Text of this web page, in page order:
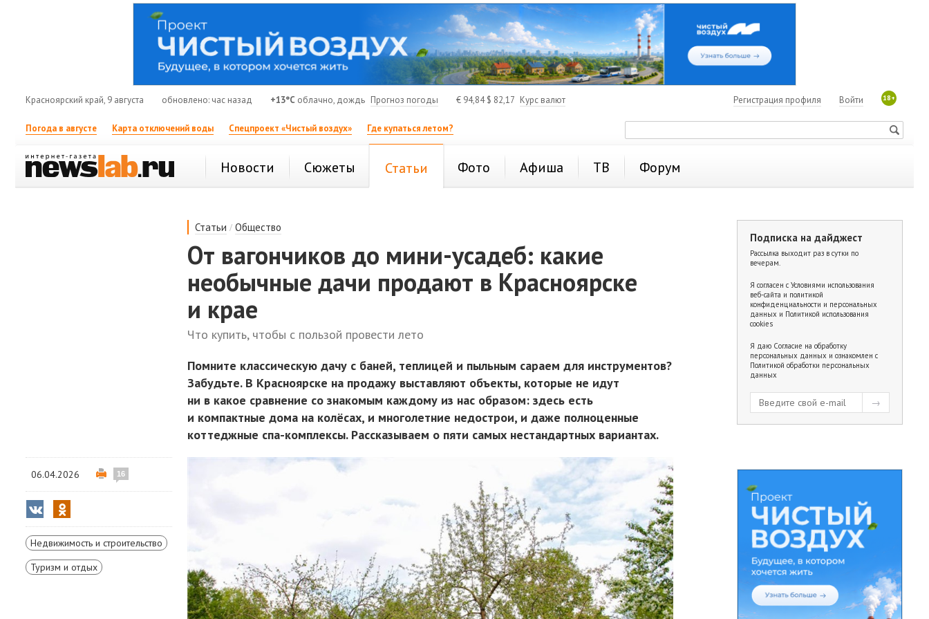
Красноярский край, 9 августа обновлено: час назад +13°C облачно, дождь Прогноз погоды € 94,84$ 82,17 Курс валют 18+
Войти
Регистрация профиля
Погода в августе Карта отключений воды Спецпроект «Чистый воздух» Где купаться летом?
Новости Сюжеты Статьи Фото Афиша ТВ Форум
Статьи /Общество
От вагончиков до мини-усадеб: какие
необычные дачи продают в Красноярске
и крае
Что купить, чтобы с пользой провести лето
Помните классическую дачу с баней, теплицей и пыльным сараем для инструментов?
Забудьте. В Красноярске на продажу выставляют объекты, которые не идут
ни в какое сравнение со знакомым каждому из нас образом: здесь есть
и компактные дома на колёсах, и многолетние недострои, и даже полноценные
коттеджные спа-комплексы. Рассказываем о пяти самых нестандартных вариантах.
06.04.2026 16
Недвижимость и строительство
Туризм и отдых
Подписка на дайджест
Рассылка выходит раз в сутки по
вечерам.
Я согласен с Условиями использования
веб-сайта и политикой
конфиденциальности и персональных
данных и Политикой использования
cookies
Я даю Согласие на обработку
персональных данных и ознакомлен с
Политикой обработки персональных
данных